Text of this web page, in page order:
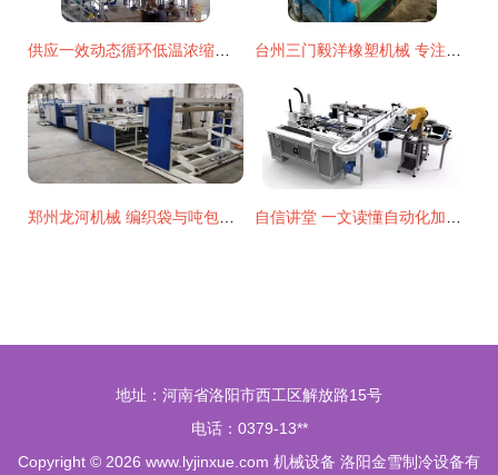
地址：河南省洛阳市西工区解放路15号
电话：0379-13**
Copyright © 2026 www.lyjinxue.com 机械设备 洛阳金雪制冷设备有